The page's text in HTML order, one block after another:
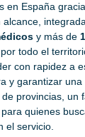
en España
y más de
todo el
con rapidez a
y garantizar
provincias, un
quienes
el servicio.